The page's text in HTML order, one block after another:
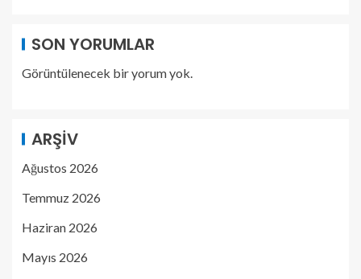
SON YORUMLAR
Görüntülenecek bir yorum yok.
ARŞIV
Ağustos 2026
Temmuz 2026
Haziran 2026
Mayıs 2026